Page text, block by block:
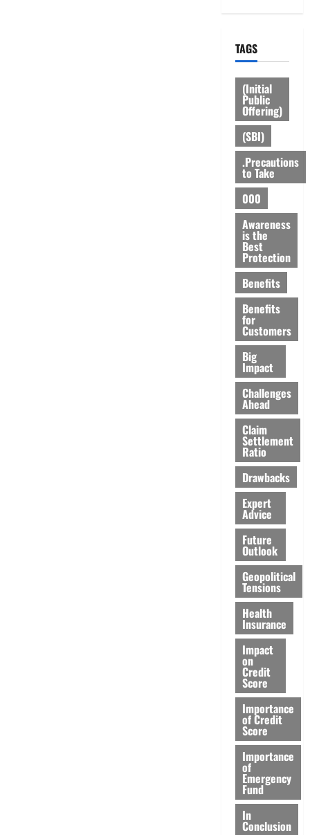
TAGS
(Initial
Public
Offering)
(SBI)
.Precautions
to Take
000
Awareness
is the
Best
Protection
Benefits
Benefits
for
Customers
Big
Impact
Challenges
Ahead
Claim
Settlement
Ratio
Drawbacks
Expert
Advice
Future
Outlook
Geopolitical
Tensions
Health
Insurance
Impact
on
Credit
Score
Importance
of Credit
Score
Importance
of
Emergency
Fund
In
Conclusion